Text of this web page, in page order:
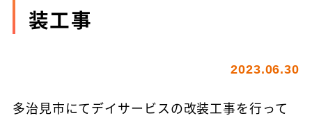
装工事
2023.06.30
多治見市にてデイサービスの改装工事を行って